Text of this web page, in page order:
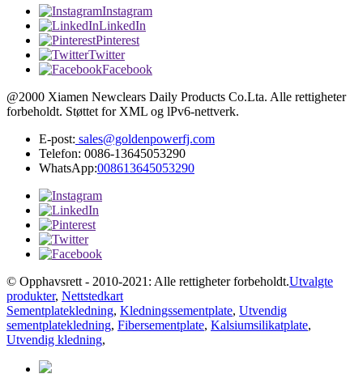
Instagram
LinkedIn
Pinterest
Twitter
Facebook
@2000 Xiamen Newclears Daily Products Co.Lta. Alle rettigheter
forbeholdt. Støttet for XML og lPv6-nettverk.
E-post: sales@goldenpowerfj.com
Telefon: 0086-13645053290
WhatsApp:008613645053290
© Opphavsrett - 2010-2021: Alle rettigheter forbeholdt.Utvalgte
produkter, Nettstedkart
Sementplatekledning, Kledningssementplate, Utvendig
sementplatekledning, Fibersementplate, Kalsiumsilikatplate,
Utvendig kledning,